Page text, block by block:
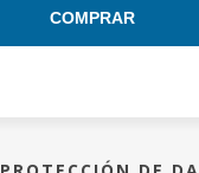
COMPRAR